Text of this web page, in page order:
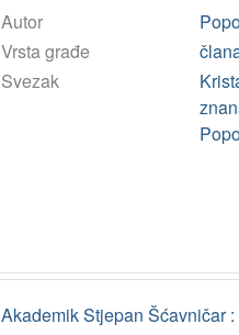
Autor
Vrsta građe
Svezak
Akademik Stjepan Šćavničar